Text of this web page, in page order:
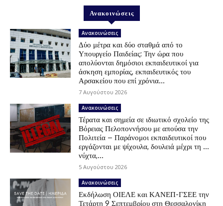
Ανακοινώσεις
Ανακοινώσεις
Δύο μέτρα και δύο σταθμά από το
Υπουργείο Παιδείας: Την ώρα που
απολύονται δημόσιοι εκπαιδευτικοί για
άσκηση εμπορίας, εκπαιδευτικός του
Αρσακείου που επί χρόνια...
7 Αυγούστου 2026
Ανακοινώσεις
Τέρατα και σημεία σε ιδιωτικό σχολείο της
Βόρειας Πελοποννήσου με απούσα την
Πολιτεία – Παράνομοι εκπαιδευτικοί που
εργάζονται με ψίχουλα, δουλειά μέχρι τη …
νύχτα,...
5 Αυγούστου 2026
Ανακοινώσεις
Εκδήλωση ΟΙΕΛΕ και ΚΑΝΕΠ-ΓΣΕΕ την
Τετάρτη 9 Σεπτεμβρίου στη Θεσσαλονίκη